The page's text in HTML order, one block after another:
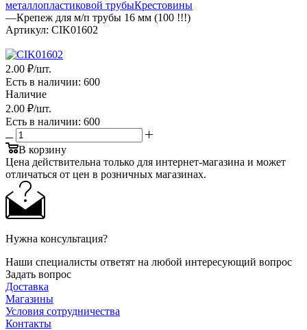
металлопластиковой трубыКрестовины
—Крепеж для м/п трубы 16 мм (100 !!!)
Артикул: CIK01602
2.00 ₽/шт.
Есть в наличии: 600
Наличие
2.00 ₽/шт.
Есть в наличии: 600
В корзину
Цена действительна только для интернет-магазина и может
отличаться от цен в розничных магазинах.
Нужна консультация?
Наши специалисты ответят на любой интересующий вопрос
Задать вопрос
Доставка
Магазины
Условия сотрудничества
Контакты